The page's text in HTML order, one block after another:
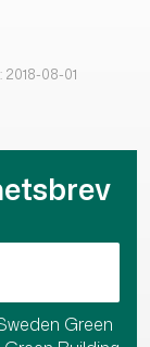
08-01
Green